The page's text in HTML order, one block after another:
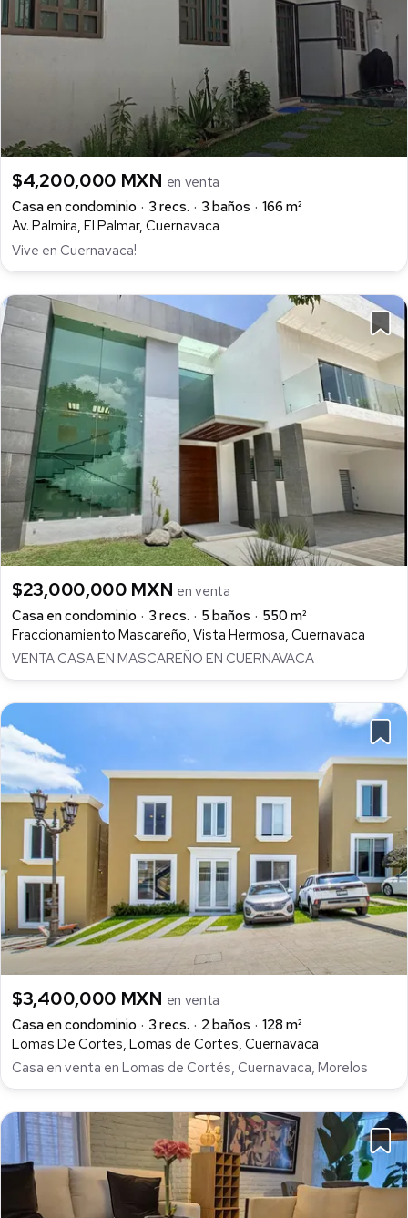
$4,200,000 MXN en venta
Casa en condominio
3 recs. 3 baños
166 m²
Av. Palmira, El Palmar, Cuernavaca
Vive en Cuernavaca!
$23,000,000 MXN en venta
Casa en condominio
3 recs. 5 baños
550 m²
Fraccionamiento Mascareño, Vista Hermosa, Cuernavaca
VENTA CASA EN MASCAREÑO EN CUERNAVACA
$3,400,000 MXN en venta
Casa en condominio
3 recs. 2 baños
128 m²
Lomas De Cortes, Lomas de Cortes, Cuernavaca
Casa en venta en Lomas de Cortés, Cuernavaca, Morelos